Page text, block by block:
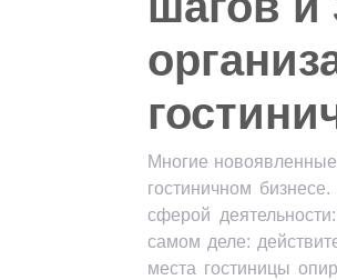
Многие
гостиничном
сферой
самом деле:
места гостиницы